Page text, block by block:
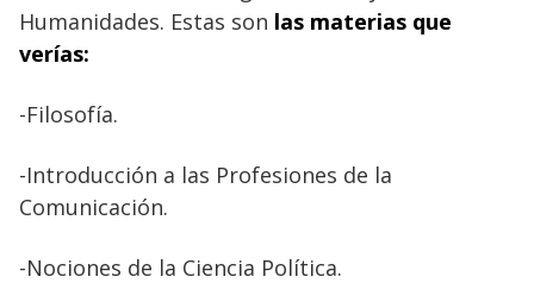
Humanidades. Estas son las materias que
verías:
-Filosofía.
-Introducción a las Profesiones de la
Comunicación.
-Nociones de la Ciencia Política.